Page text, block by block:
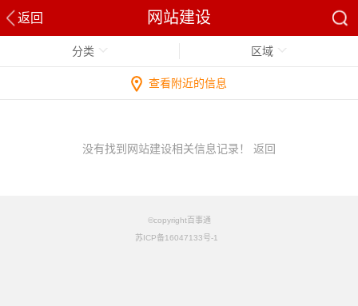
返回 网站建设
分类 区域
查看附近的信息
没有找到网站建设相关信息记录！ 返回
©copyright百事通
苏ICP备16047133号-1